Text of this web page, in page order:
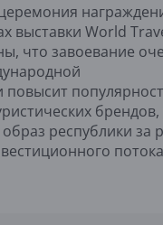
выставки World
что завоевание
повысит
республики за